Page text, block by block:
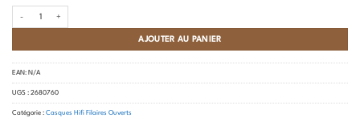
AJOUTER AU PANIER
EAN: N/A
UGS : 2680760
Catégorie : Casques Hifi Filaires Ouverts